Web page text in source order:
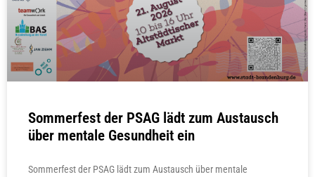
Sommerfest der PSAG lädt zum Austausch
über mentale Gesundheit ein
Sommerfest der PSAG lädt zum Austausch über mentale